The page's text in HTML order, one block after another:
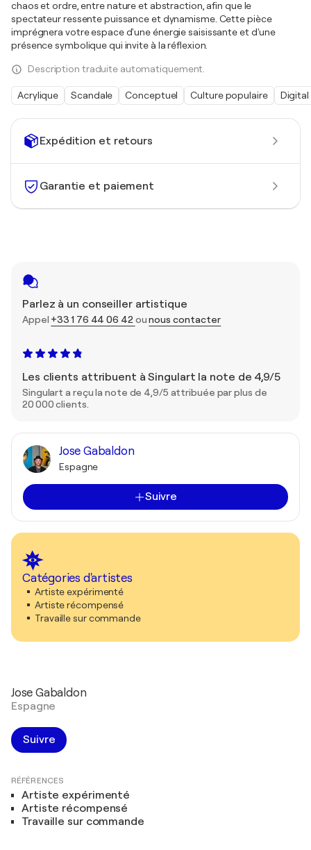
Expédition et retours
Garantie et paiement
Parlez à un conseiller artistique
Appel +33 1 76 44 06 42ounous contacter
Les clients attribuent à Singulart la note de 4,9/5
Singulart a reçu la note de 4,9/5 attribuée par plus de
20 000 clients.
Jose Gabaldon
Espagne
Suivre
Catégories d'artistes
Artiste expérimenté
Artiste récompensé
Travaille sur commande
chaos et ordre, entre nature et abstraction, afin que le
spectateur ressente puissance et dynamisme. Cette pièce
imprégnera votre espace d'une énergie saisissante et d'une
présence symbolique qui invite à la réflexion.
Description traduite automatiquement.
Acrylique Scandale Conceptuel Culture populaire Digital
Jose Gabaldon
Espagne
Suivre
RÉFÉRENCES
Artiste expérimenté
Artiste récompensé
Travaille sur commande